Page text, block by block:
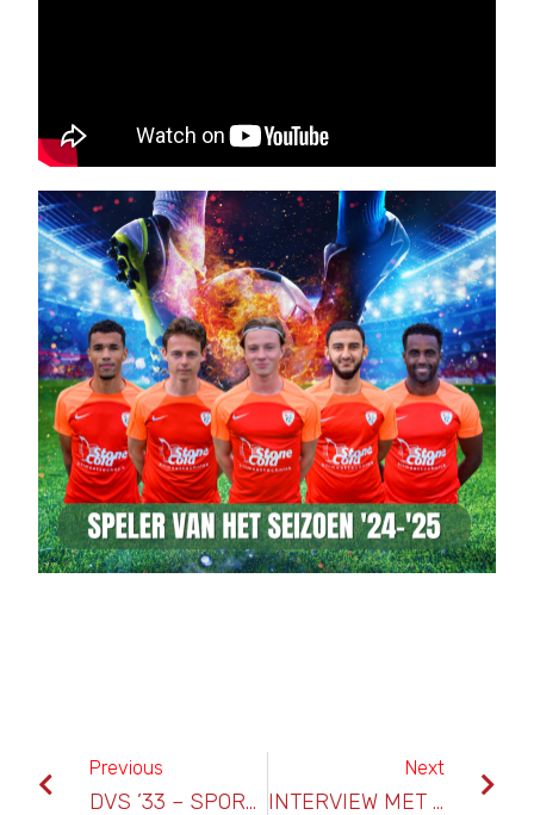
Previous
DVS ’33 – SPORTLUST ’46
Next
INTERVIEW MET PATRICK LOENEN